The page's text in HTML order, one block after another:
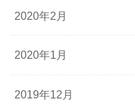
2020年2月
2020年1月
2019年12月